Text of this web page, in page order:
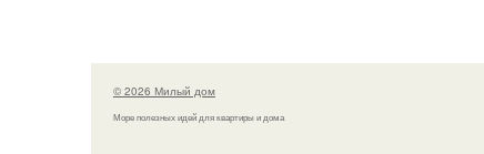
© 2026 Милый дом
Море полезных идей для квартиры и дома